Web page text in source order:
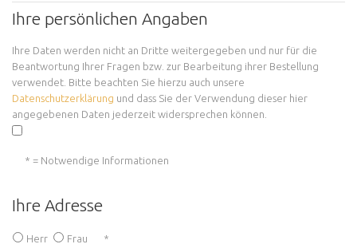
Ihre persönlichen Angaben
Ihre Daten werden nicht an Dritte weitergegeben und nur für die
Beantwortung Ihrer Fragen bzw. zur Bearbeitung ihrer Bestellung
verwendet. Bitte beachten Sie hierzu auch unsere
Datenschutzerklärung und dass Sie der Verwendung dieser hier
angegebenen Daten jederzeit widersprechen können.
* = Notwendige Informationen
Ihre Adresse
Herr Frau *